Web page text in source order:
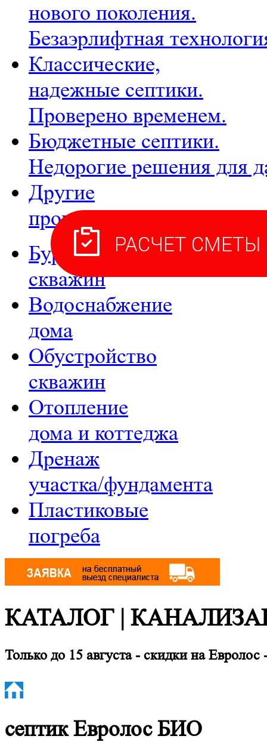
нового поколения.
Безаэрлифтная
Классические,
надежные септики.
Проверено временем.
Бюджетные септики.
Недорогие решения для
Другие
производители септиков.
Бурение
скважин
Водоснабжение
дома
Обустройство
скважин
Отопление
дома и коттеджа
Дренаж
участка/фундамента
Пластиковые
погреба
КАТАЛОГ |
Только до 15 августа- скидки на Евролос
септикЕвролос БИО